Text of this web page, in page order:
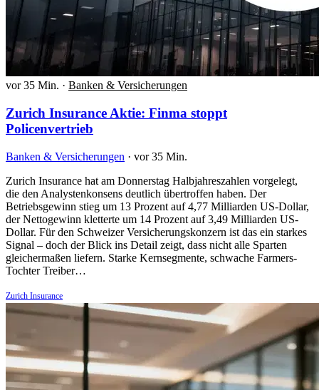
vor 35 Min. · Banken & Versicherungen
Zurich Insurance Aktie: Finma stoppt
Policenvertrieb
Banken & Versicherungen · vor 35 Min.
Zurich Insurance hat am Donnerstag Halbjahreszahlen vorgelegt,
die den Analystenkonsens deutlich übertroffen haben. Der
Betriebsgewinn stieg um 13 Prozent auf 4,77 Milliarden US-Dollar,
der Nettogewinn kletterte um 14 Prozent auf 3,49 Milliarden US-
Dollar. Für den Schweizer Versicherungskonzern ist das ein starkes
Signal – doch der Blick ins Detail zeigt, dass nicht alle Sparten
gleichermaßen liefern. Starke Kernsegmente, schwache Farmers-
Tochter Treiber…
Zurich Insurance